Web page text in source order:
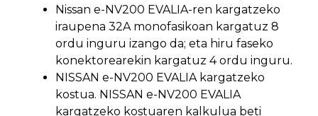
Nissan e-NV200 EVALIA-ren kargatzeko
iraupena 32A monofasikoan kargatuz 8
ordu inguru izango da; eta hiru faseko
konektorearekin kargatuz 4 ordu inguru.
NISSAN e-NV200 EVALIA kargatzeko
kostua. NISSAN e-NV200 EVALIA
kargatzeko kostuaren kalkulua beti